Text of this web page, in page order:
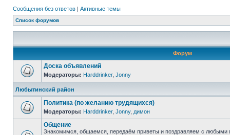
Сообщения без ответов | Активные темы
Список форумов
Форум
Доска объявлений
Модераторы: Harddrinker, Jonny
Любытинский район
Политика (по желанию трудящихся)
Модераторы: Harddrinker, Jonny, димон
Общение
Знакомимся, общаемся, передаём приветы и поздравляем с любыми